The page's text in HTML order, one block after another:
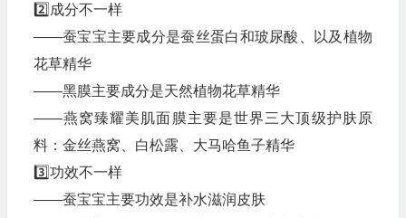
2️⃣成分不一样
——蚕宝宝主要成分是蚕丝蛋白和玻尿酸、以及植物
花草精华
——黑膜主要成分是天然植物花草精华
——燕窝臻耀美肌面膜主要是世界三大顶级护肤原
料：金丝燕窝、白松露、大马哈鱼子精华
3️⃣功效不一样
——蚕宝宝主要功效是补水滋润皮肤